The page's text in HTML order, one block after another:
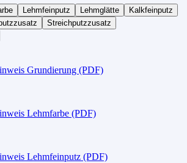
Lehmfeinputz Lehmglätte
Kalkfeinputz
Streichputzzusatz
Grundierung (PDF)
Lehmfarbe (PDF)
Lehmfeinputz (PDF)